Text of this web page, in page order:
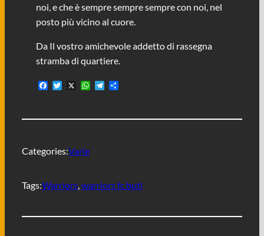
noi, e che è sempre sempre sempre con noi, nel
posto più vicino al cuore.
Da Il vostro amichevole addetto di rassegna
stramba di quartiere.
F
b
k
T
t
X
W
s
T
g
C
i
Categories:Varie
Tags:Warriors, warriors fc buti